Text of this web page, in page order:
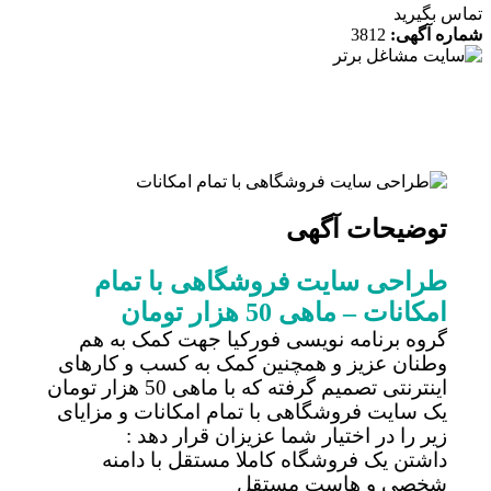
بگیرید
آگهی:3812
توضیحات آگهی
طراحی سایت فروشگاهی با تمام
امکانات – ماهی 50 هزار تومان
گروه برنامه نویسی فورکیا جهت کمک به هم
وطنان عزیز و همچنین کمک به کسب و کارهای
اینترنتی تصمیم گرفته که با ماهی 50 هزار تومان
یک سایت فروشگاهی با تمام امکانات و مزایای
زیر را در اختیار شما عزیزان قرار دهد :
داشتن یک فروشگاه کاملا مستقل با دامنه
شخصی و هاست مستقل